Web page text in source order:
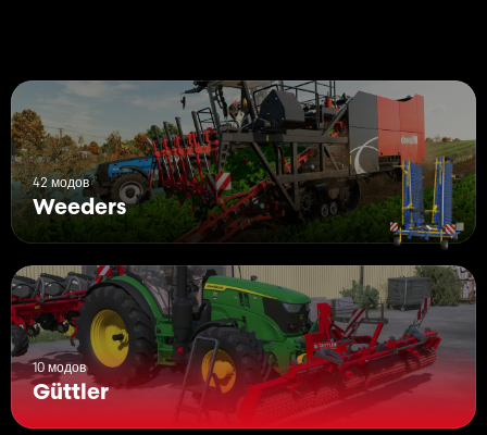
42 модов
Weeders
10 модов
Güttler